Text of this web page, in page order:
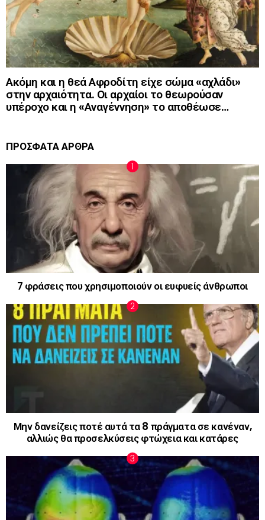
Ακόμη και η θεά Αφροδίτη είχε σώμα «αχλάδι»
στην αρχαιότητα. Οι αρχαίοι το θεωρούσαν
υπέροχο και η «Αναγέννηση» το αποθέωσε…
ΠΡΟΣΦΑΤΑ ΑΡΘΡΑ
7 φράσεις που χρησιμοποιούν οι ευφυείς άνθρωποι
Μην δανείζεις ποτέ αυτά τα 8 πράγματα σε κανέναν,
αλλιώς θα προσελκύσεις φτώχεια και κατάρες